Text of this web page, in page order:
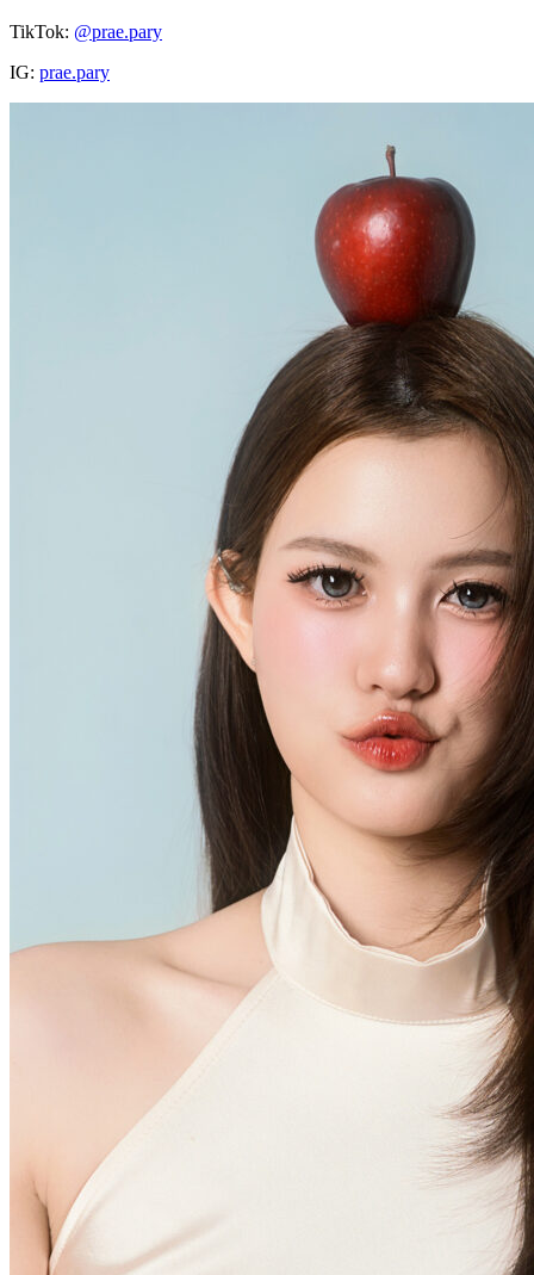
TikTok: @prae.pary
IG: prae.pary